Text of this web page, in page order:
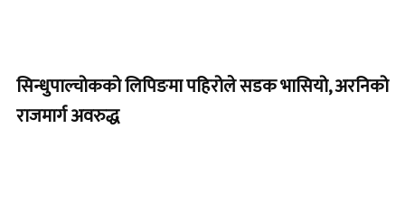
सिन्धुपाल्चोकको लिपिङमा पहिरोले सडक भासियो, अरनिको
राजमार्ग अवरुद्ध